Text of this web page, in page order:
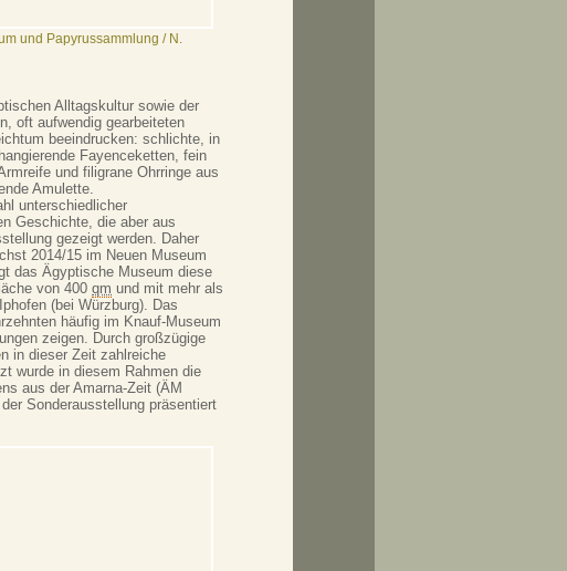
und Papyrussammlung / N.
Alltagskultur sowie der
oft aufwendig gearbeiteten
beeindrucken: schlichte, in
Fayenceketten, fein
und filigrane Ohrringe aus
Amulette.
unterschiedlicher
Geschichte, die aber aus
gezeigt werden. Daher
2014/15 im Neuen Museum
das Ägyptische Museum diese
von 400 qm und mit mehr als
(bei Würzburg). Das
häufig im Knauf-Museum
zeigen. Durch großzügige
in dieser Zeit zahlreiche
wurde in diesem Rahmen die
aus der Amarna-Zeit (ÄM
Sonderausstellung präsentiert